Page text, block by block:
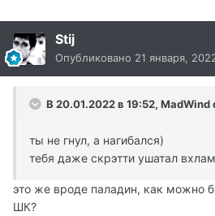
Stij
Опубликовано 21 января,
В 20.01.2022 в 19:52, MadWind
ты не гнул, а нагибался)
тебя даже скрэтти ушатал
это же вроде паладин, как можно
ШК?